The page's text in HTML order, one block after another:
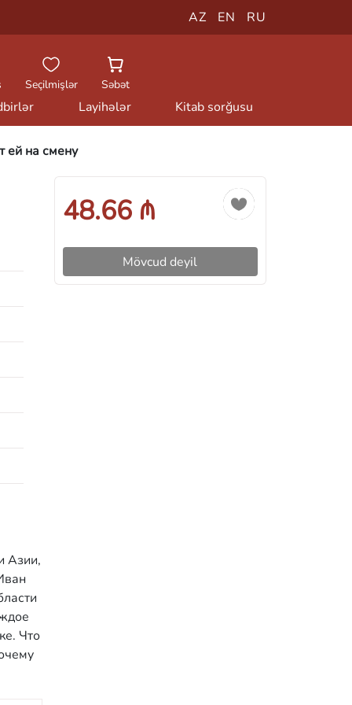
AZ EN RU
Seçilmişlər Səbət
Layihələr Kitab sorğusu
ей на смену
Азии,
Что
48.66 ₼
Mövcud deyil